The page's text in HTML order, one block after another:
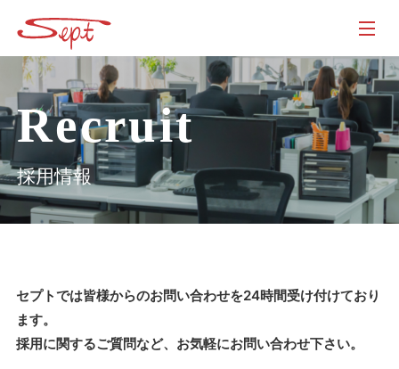
content
Recruit
採用情報
セプトでは皆様からのお問い合わせを24時間受け付けており
ます。
採用に関するご質問など、お気軽にお問い合わせ下さい。